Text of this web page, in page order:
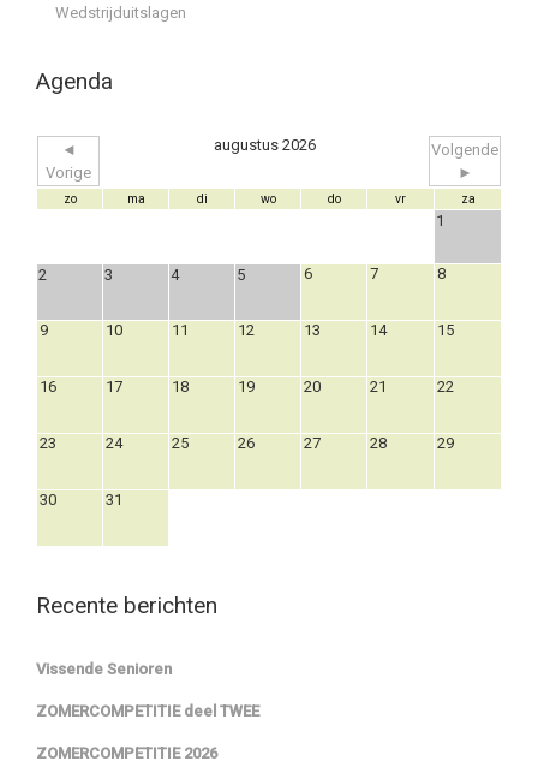
Wedstrijduitslagen
Agenda
◄
Vorige
augustus 2026
Volgende
►
zo ma di wo do vr za
1
2 3 4 5 6 7 8
9 10 11 12 13 14 15
16 17 18 19 20 21 22
23 24 25 26 27 28 29
30 31
Recente berichten
Vissende Senioren
ZOMERCOMPETITIE deel TWEE
ZOMERCOMPETITIE 2026